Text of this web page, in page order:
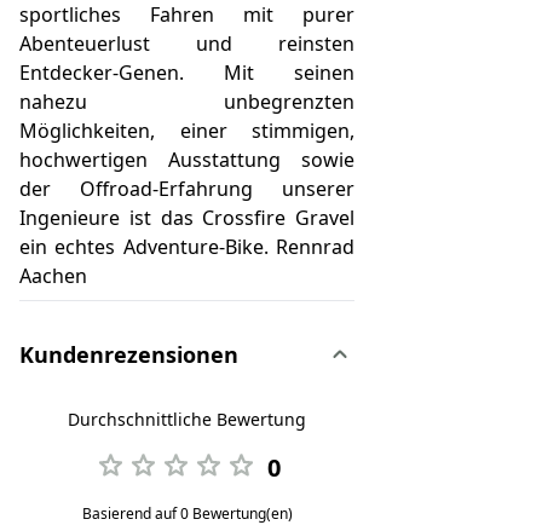
sportliches Fahren mit purer
Abenteuerlust und reinsten
Entdecker-Genen. Mit seinen
nahezu unbegrenzten
Möglichkeiten, einer stimmigen,
hochwertigen Ausstattung sowie
der Offroad-Erfahrung unserer
Ingenieure ist das Crossfire Gravel
ein echtes Adventure-Bike. Rennrad
Aachen
Kundenrezensionen
Durchschnittliche Bewertung
0
Basierend auf 0 Bewertung(en)